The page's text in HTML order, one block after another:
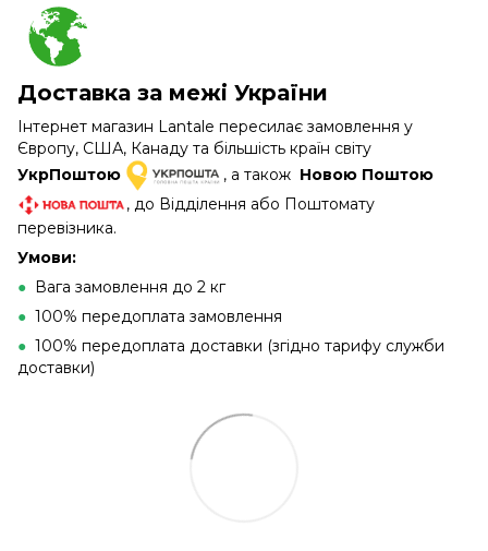
Доставка за межі України
Інтернет магазин Lantale пересилає замовлення у
Європу, США, Канаду та більшість країн світу
УкрПоштою
, а також Новою Поштою
, до Відділення або Поштомату
перевізника.
Умови:
● Вага замовлення до 2 кг
● 100% передоплата замовлення
● 100% передоплата доставки (згідно тарифу служби
доставки)